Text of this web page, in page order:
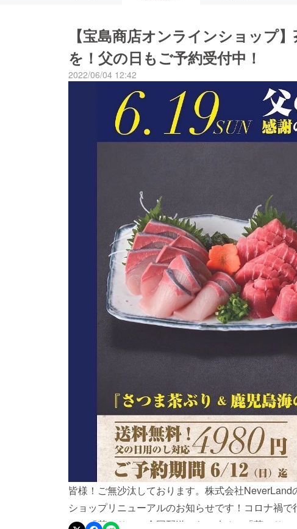
【宝島商店オンラインショップ
を！父の日もご予約受付中！
2022/06/04 12:42
皆様！ご無沙汰しております。株式会社
ショップリニューアルのお知らせです！コロナ禍
ての「茶ぶり」の全国配送から、改めて「茶ぶり